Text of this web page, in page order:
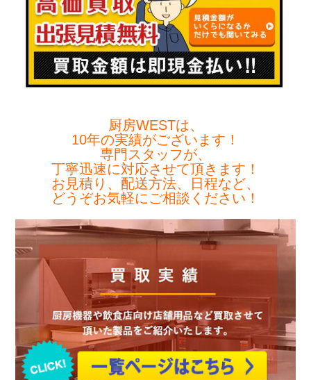
厨房WESTは、
10年の実績がございます！
専門スタッフが、
丁寧迅速に対応させて頂きます！
お見積り、配送方法、日程など、
どうぞお気軽にご相談ください！